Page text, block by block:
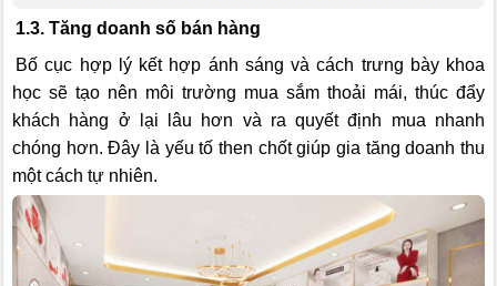
1.3. Tăng doanh số bán hàng
Bố cục hợp lý kết hợp ánh sáng và cách trưng bày khoa
học sẽ tạo nên môi trường mua sắm thoải mái, thúc đẩy
khách hàng ở lại lâu hơn và ra quyết định mua nhanh
chóng hơn. Đây là yếu tố then chốt giúp gia tăng doanh thu
một cách tự nhiên.